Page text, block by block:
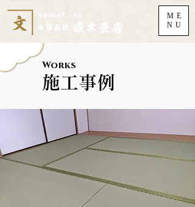
ME
NU
Works
施工事例